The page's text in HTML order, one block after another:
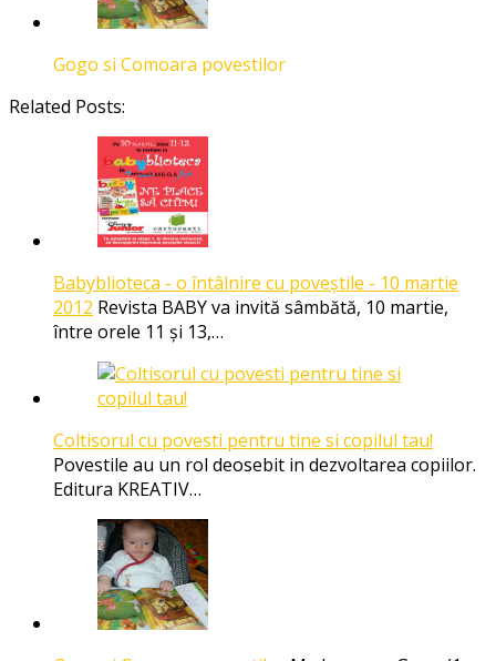
Gogo si Comoara povestilor
Related Posts:
Babyblioteca - o întâlnire cu poveştile - 10 martie
2012 Revista BABY va invită sâmbătă, 10 martie,
între orele 11 şi 13,…
Coltisorul cu povesti pentru tine si copilul tau!
Povestile au un rol deosebit in dezvoltarea copiilor.
Editura KREATIV…